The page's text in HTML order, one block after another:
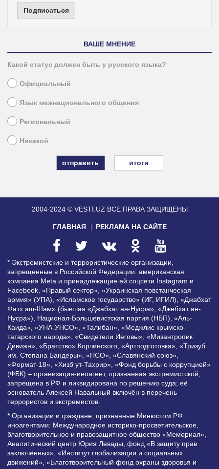
Подписаться
ВАШЕ МНЕНИЕ
Какой статус должен быть у русского языка?
Официальный
Язык межнационального общения
Региональный
Никакой
итоги
2004-2024 © VESTI.UZ ВСЕ ПРАВА ЗАЩИЩЕНЫ
ГЛАВНАЯ РЕКЛАМА НА САЙТЕ
* Экстремистские и террористические организации,
запрещенные в Российской Федерации: американская
компания Meta и принадлежащие ей соцсети Instagram и
Facebook, «Правый сектор», «Украинская повстанческая
армия» (УПА), «Исламское государство» (ИГ, ИГИЛ), «Джабхат
Фатх аш-Шам» (бывшая «Джабхат ан-Нусра», «Джебхат ан-
Нусра»), Национал-Большевистская партия (НБП), «Аль-
Каида», «УНА-УНСО», «Талибан», «Меджлис крымско-
татарского народа», «Свидетели Иеговы», «Мизантропик
Дивижн», «Братство» Корчинского, «Артподготовка», «Тризуб
им. Степана Бандеры», «НСО», «Славянский союз»,
«Формат-18», «Хизб ут-Тахрир», «Фонд борьбы с коррупцией»
(ФБК) – организация-иноагент, признанная экстремистской,
запрещена в РФ и ликвидирована по решению суда; её
основатель Алексей Навальный включён в перечень
террористов и экстремистов.
* Организации и граждане, признанные Минюстом РФ
иноагентами: Международное историко-просветительское,
благотворительное и правозащитное общество «Мемориал»,
Аналитический центр Юрия Левады, фонд «В защиту прав
заключённых», «Институт глобализации и социальных
движений», «Благотворительный фонд охраны здоровья и